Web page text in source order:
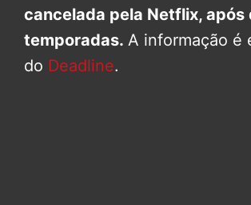
cancelada pela Netflix, após
temporadas. A informação é
do Deadline.